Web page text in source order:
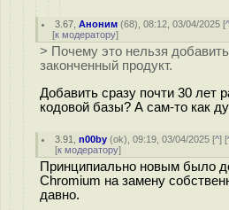
3.67 ,Аноним (68), 08:12, 03/04/2025 [
[к модератору]
> Почему это нельзя
законченный продукт.
Добавить сразу почти 30 лет
кодовой базы? А сам-то как
3.91 ,n00by (ok), 09:19, 03/04/2025 [^] [
[к модератору]
Принципиально новым было
Chromium на замену
давно.